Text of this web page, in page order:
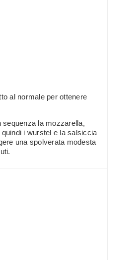
al normale per ottenere
sequenza la mozzarella,
i wurstel e la salsiccia
una spolverata modesta